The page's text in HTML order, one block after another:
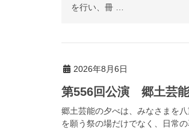
を行い、冊 …
2026年8月6日
第556回公演 郷土芸
郷土芸能の夕べは、みなさまを
を願う祭の場だけでなく、日常